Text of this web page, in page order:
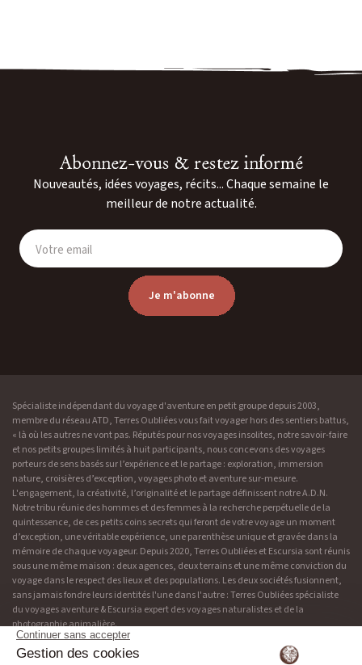
Abonnez-vous & restez informé
Nouveautés, idées voyages, récits... Chaque semaine le
meilleur de notre actualité.
Votre email
Je m'abonne
Spécialiste indépendant du voyage d'aventure en petit groupe depuis 2003,
membre du réseau ATD, Terres Oubliées vous fait voyager hors des sentiers battus,
« là où les autres ne vont pas. Réputés pour nos voyages insolites, notre savoir-faire
et nos petits groupes limités à huit participants, nous concevons des voyages
porteurs de sens basés sur l’expérience et le partage : exploration, immersion
nature, croisières d’exception, voyages photo et aventure sur-mesure.
L'engagement, la créativité, l’originalité et le partage définissent notre A.D.N.
Notre tribu réunie des hommes et des femmes à la recherche perpétuelle de la
quintessence, de ces petits coins secrets qui feront de votre voyage un moment
d’exception, une véritable expérience, une parenthèse unique et gravée dans la
mémoire de chaque voyageur. Depuis 2020, Terres Oubliées et Escursia sont réunis
sous une même maison : deux agences, deux terrains et une même conviction du
voyage dans le respect des lieux et des populations. Les deux sociétés fusionnent,
sans jamais fondre leurs identités l'une dans l'autre : Terres Oubliées spécialiste
du voyages aventure & Escursia expert des voyages naturalistes et de la
photographie animalière.